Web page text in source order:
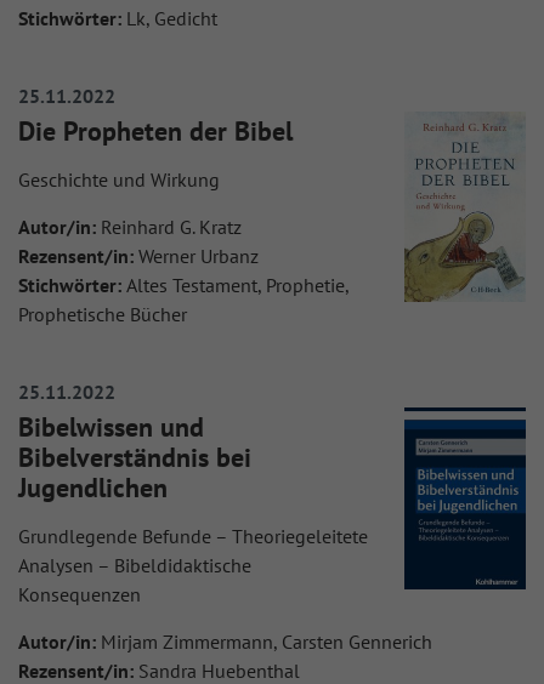
Stichwörter: Lk, Gedicht
25.11.2022
Die Propheten der Bibel
Geschichte und Wirkung
Autor/in: Reinhard G. Kratz
Rezensent/in: Werner Urbanz
Stichwörter: Altes Testament, Prophetie,
Prophetische Bücher
25.11.2022
Bibelwissen und
Bibelverständnis bei
Jugendlichen
Grundlegende Befunde – Theoriegeleitete
Analysen – Bibeldidaktische
Konsequenzen
Autor/in: Mirjam Zimmermann, Carsten Gennerich
Rezensent/in: Sandra Huebenthal